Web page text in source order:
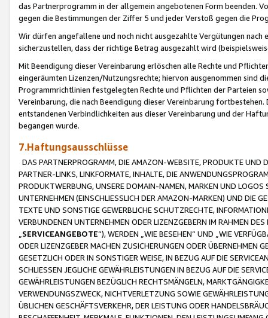
das Partnerprogramm in der allgemein angebotenen Form beenden.
gegen die Bestimmungen der Ziffer 5 und jeder Verstoß gegen die
Wir dürfen angefallene und noch nicht ausgezahlte Vergütungen
sicherzustellen, dass der richtige Betrag ausgezahlt wird
Mit Beendigung dieser Vereinbarung erlöschen alle Rechte und
eingeräumten Lizenzen/Nutzungsrechte; hiervon ausgenommen sind
Programmrichtlinien festgelegten Rechte und Pflichten der Parteien
Vereinbarung, die nach Beendigung dieser Vereinbarung
entstandenen Verbindlichkeiten aus dieser Vereinbarung und der
begangen wurde.
7.Haftungsausschlüsse
DAS PARTNERPROGRAMM, DIE AMAZON-WEBSITE, PRODUKTE UND
PARTNER-LINKS, LINKFORMATE, INHALTE, DIE
PRODUKTWERBUNG, UNSERE DOMAIN-NAMEN, MARKEN UND
UNTERNEHMEN (EINSCHLIESSLICH DER AMAZON-MARKEN) UND DIE
TEXTE UND SONSTIGE GEWERBLICHE SCHUTZRECHTE,
VERBUNDENEN UNTERNEHMEN ODER LIZENZGEBERN IM RAHMEN
SERVICEANGEBOTE“), WERDEN „WIE BESEHEN“ UND „WIE
ODER LIZENZGEBER MACHEN ZUSICHERUNGEN ODER ÜBERNEHMEN
GESETZLICH ODER IN SONSTIGER WEISE, IN BEZUG AUF DIE
SCHLIESSEN JEGLICHE GEWÄHRLEISTUNGEN IN BEZUG AUF DIE
GEWÄHRLEISTUNGEN BEZÜGLICH RECHTSMÄNGELN,
VERWENDUNGSZWECK, NICHTVERLETZUNG SOWIE
ÜBLICHEN GESCHÄFTSVERKEHR, DER LEISTUNG ODER